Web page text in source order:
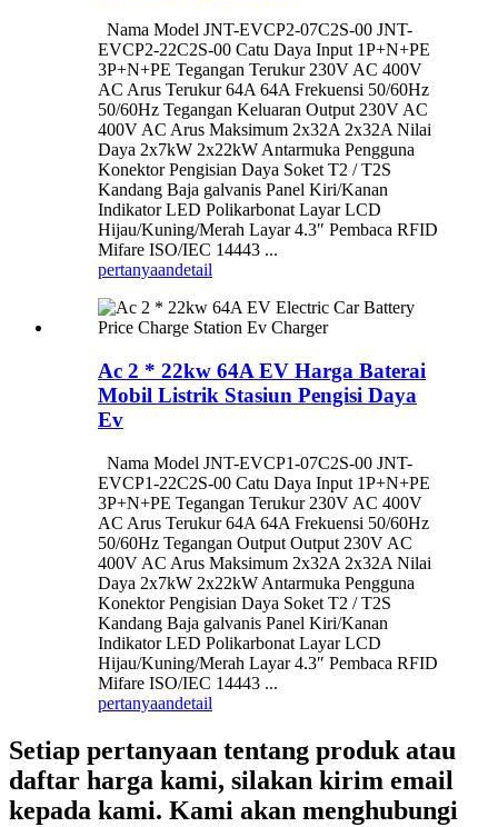
Nama Model JNT-EVCP2-07C2S-00 JNT-
EVCP2-22C2S-00 Catu Daya Input 1P+N+PE
3P+N+PE Tegangan Terukur 230V AC 400V
AC Arus Terukur 64A 64A Frekuensi 50/60Hz
50/60Hz Tegangan Keluaran Output 230V AC
400V AC Arus Maksimum 2x32A 2x32A Nilai
Daya 2x7kW 2x22kW Antarmuka Pengguna
Konektor Pengisian Daya Soket T2 / T2S
Kandang Baja galvanis Panel Kiri/Kanan
Indikator LED Polikarbonat Layar LCD
Hijau/Kuning/Merah Layar 4.3″ Pembaca RFID
Mifare ISO/IEC 14443 ...
pertanyaandetail
Ac 2 * 22kw 64A EV Harga Baterai
Mobil Listrik Stasiun Pengisi Daya
Ev
Nama Model JNT-EVCP1-07C2S-00 JNT-
EVCP1-22C2S-00 Catu Daya Input 1P+N+PE
3P+N+PE Tegangan Terukur 230V AC 400V
AC Arus Terukur 64A 64A Frekuensi 50/60Hz
50/60Hz Tegangan Output Output 230V AC
400V AC Arus Maksimum 2x32A 2x32A Nilai
Daya 2x7kW 2x22kW Antarmuka Pengguna
Konektor Pengisian Daya Soket T2 / T2S
Kandang Baja galvanis Panel Kiri/Kanan
Indikator LED Polikarbonat Layar LCD
Hijau/Kuning/Merah Layar 4.3″ Pembaca RFID
Mifare ISO/IEC 14443 ...
pertanyaandetail
Setiap pertanyaan tentang produk atau
daftar harga kami, silakan kirim email
kepada kami. Kami akan menghubungi